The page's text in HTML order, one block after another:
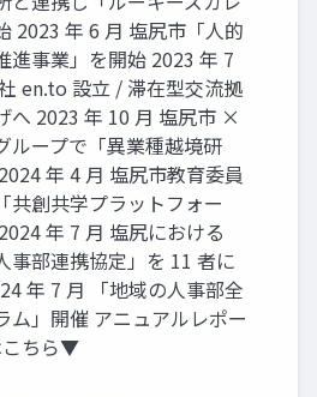
2023 年 6 月 塩尻市「人的
進事業」を開始 2023 年 7
en.to 設立 / 滞在型交流拠
へ 2023 年 10 月 塩尻市 ×
ループで「異業種越境研
年 4 月 塩尻市教育委員
共創共学プラットフォー
年 7 月 塩尻における
事部連携協定」を 11 者に
年 7 月 「地域の人事部全
ム」開催 アニュアルレポー
こちら▼